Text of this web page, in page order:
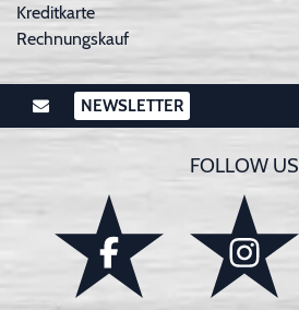
Kreditkarte
Rechnungskauf
NEWSLETTER
FOLLOW US